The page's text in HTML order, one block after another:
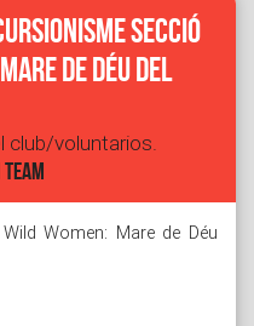
secció
de Déu del
club/voluntarios.
Women: Mare de Déu